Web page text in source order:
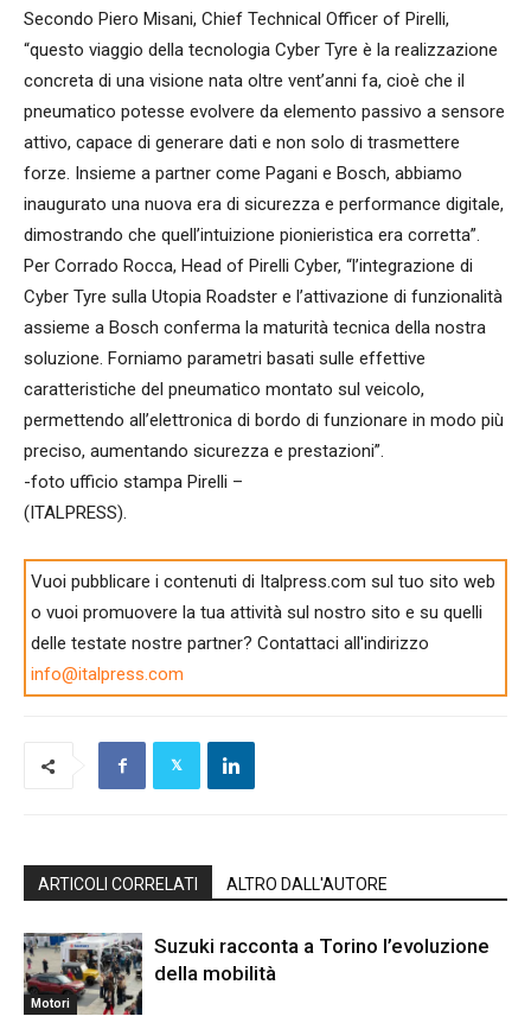
Secondo Piero Misani, Chief Technical Officer of Pirelli,
“questo viaggio della tecnologia Cyber Tyre è la realizzazione
concreta di una visione nata oltre vent’anni fa, cioè che il
pneumatico potesse evolvere da elemento passivo a sensore
attivo, capace di generare dati e non solo di trasmettere
forze. Insieme a partner come Pagani e Bosch, abbiamo
inaugurato una nuova era di sicurezza e performance digitale,
dimostrando che quell’intuizione pionieristica era corretta”.
Per Corrado Rocca, Head of Pirelli Cyber, “l’integrazione di
Cyber Tyre sulla Utopia Roadster e l’attivazione di funzionalità
assieme a Bosch conferma la maturità tecnica della nostra
soluzione. Forniamo parametri basati sulle effettive
caratteristiche del pneumatico montato sul veicolo,
permettendo all’elettronica di bordo di funzionare in modo più
preciso, aumentando sicurezza e prestazioni”.
-foto ufficio stampa Pirelli –
(ITALPRESS).
Vuoi pubblicare i contenuti di Italpress.com sul tuo sito web
o vuoi promuovere la tua attività sul nostro sito e su quelli
delle testate nostre partner? Contattaci all'indirizzo
info@italpress.com
ARTICOLI CORRELATI ALTRO DALL'AUTORE
Motori
Suzuki racconta a Torino l’evoluzione
della mobilità